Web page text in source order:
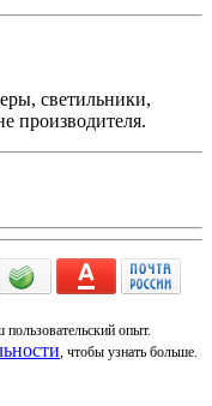
светильники,
производителя.
опыт.
, чтобы узнать больше.